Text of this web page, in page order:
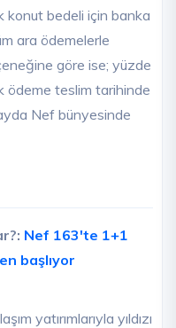
konut bedeli için banka
ara ödemelerle
göre ise; yüzde
ödeme teslim tarihinde
Nef bünyesinde
Nef 163'te 1+1
başlıyor
yatırımlarıyla yıldızı